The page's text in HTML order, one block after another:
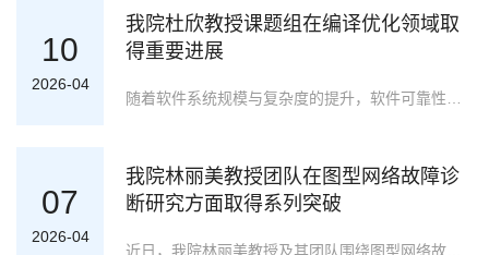
10
2026-04
我院杜欣教授课题组在编译优化领域取
得重要进展
07
2026-04
我院林丽美教授团队在图型网络故障诊
断研究方面取得系列突破